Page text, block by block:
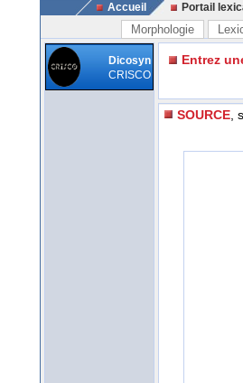
Accueil Portail
Morphologie
Dicosyn
CRISCO
Entrez
SOURCE ,